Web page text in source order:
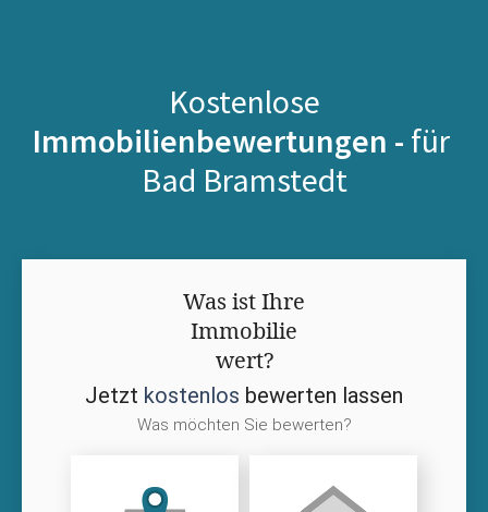
Kostenlose
Immobilienbewertungen - für
Bad Bramstedt
Was ist Ihre
Immobilie
wert?
Jetzt kostenlos bewerten lassen
Was möchten Sie bewerten?